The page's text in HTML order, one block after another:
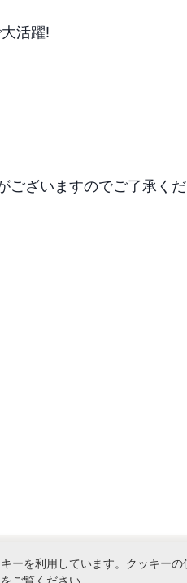
活躍!
ざいますのでご了承くだ
ーを利用しています。クッキー
をご覧ください。